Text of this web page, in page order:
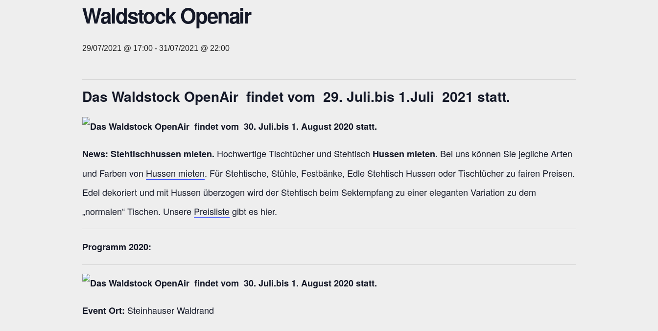
Waldstock Openair
29/07/2021 @ 17:00 - 31/07/2021 @ 22:00
Das Waldstock OpenAir findet vom 29. Juli.bis 1.Juli 2021 statt.
News: Stehtischhussen mieten. Hochwertige Tischtücher und Stehtisch Hussen mieten. Bei uns können Sie jegliche Arten
und Farben von Hussen mieten. Für Stehtische, Stühle, Festbänke, Edle Stehtisch Hussen oder Tischtücher zu fairen Preisen.
Edel dekoriert und mit Hussen überzogen wird der Stehtisch beim Sektempfang zu einer eleganten Variation zu dem
„normalen“ Tischen. Unsere Preislistegibt es hier.
Programm 2020:
Event Ort: Steinhauser Waldrand